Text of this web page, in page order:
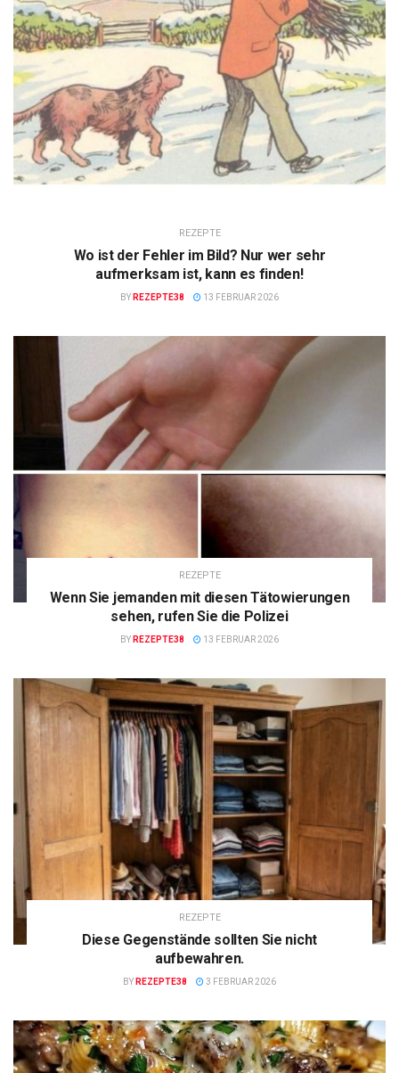
REZEPTE
Wo ist der Fehler im Bild? Nur wer sehr
aufmerksam ist, kann es finden!
BY REZEPTE38 13 FEBRUAR 2026
REZEPTE
Wenn Sie jemanden mit diesen Tätowierungen
sehen, rufen Sie die Polizei
BY REZEPTE38 13 FEBRUAR 2026
REZEPTE
Diese Gegenstände sollten Sie nicht
aufbewahren.
BY REZEPTE38 3 FEBRUAR 2026